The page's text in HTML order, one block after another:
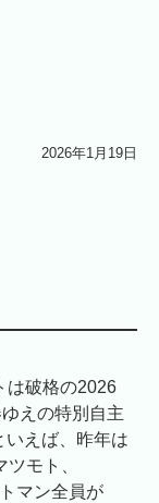
2026年1月19日
は破格の2026
えの特別自主
いえば、昨年は
モト、
マン全員が